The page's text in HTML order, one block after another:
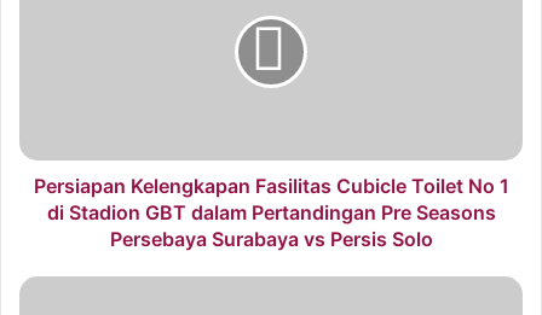
Persiapan Kelengkapan Fasilitas Cubicle Toilet No 1
di Stadion GBT dalam Pertandingan Pre Seasons
Persebaya Surabaya vs Persis Solo